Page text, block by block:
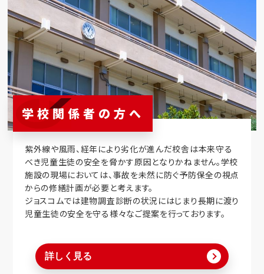
学校関係者の方へ
紫外線や風雨、経年により劣化が進んだ校舎は本来守る
べき児童生徒の安全を脅かす原因となりかねません。学校
施設の現場においては、事故を未然に防ぐ予防保全の視点
からの修繕計画が必要と考えます。
ジョスコムでは建物調査診断の状況にはじまり長期に渡り
児童生徒の安全を守る様々なご提案を行っております。
詳しく見る